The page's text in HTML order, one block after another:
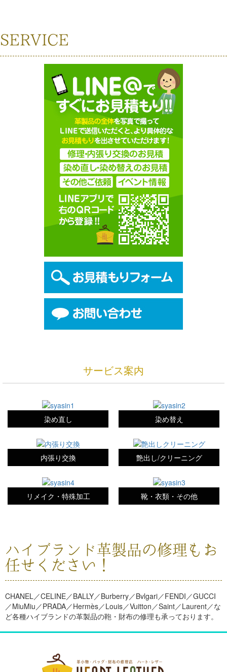
SERVICE
サービス案内
染め直し 染め替え
内張り交換 艶出し/クリーニング
リメイク・特殊加工 靴・衣類・その他
ハイブランド革製品の修理もお
任せください！
CHANEL／CELINE／BALLY／Burberry／Bvlgari／FENDI／GUCCI
／MiuMiu／PRADA／Hermès／Louis／Vuitton／Saint／Laurent／な
ど各種ハイブランドの革製品の鞄・財布の修理も承っております。